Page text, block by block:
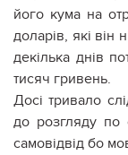
його кума на
доларів, які він
декілька днів
тисяч гривень.
Досі тривало
до розгляду по
самовідвід бо